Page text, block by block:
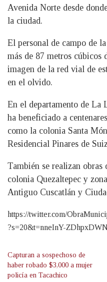
Avenida Norte desde
la ciudad.
El personal de campo de
más de 87 metros cúbicos
imagen de la red vial de
en el olvido.
En el departamento de La
ha beneficiado a
como la colonia Santa
Residencial Pinares de
También se realizan obras
colonia Quezaltepec y
Antiguo Cuscatlán y
https://twitter.com/
?s=20&t=nneInY-
Capturan a sospechoso de
haber robado $3,000 a mujer
policía en Tacachico